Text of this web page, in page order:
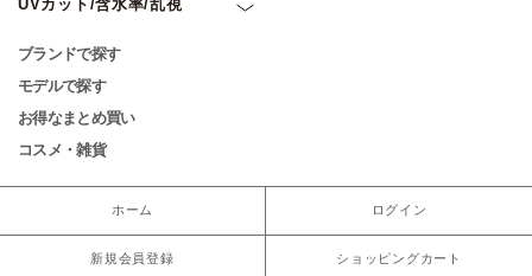
UVカット/含水率/乱視
ブランドで探す
モデルで探す
お得なまとめ買い
コスメ・雑貨
ホーム ログイン
新規会員登録 ショッピングカート